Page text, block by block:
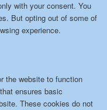
with your consent. You
But opting out of some of
experience.
the website to function
ensures basic
These cookies do not